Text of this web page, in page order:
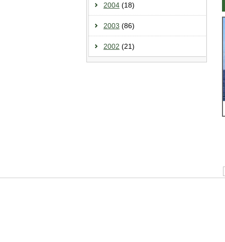
2004 (18)
2003 (86)
2002 (21)